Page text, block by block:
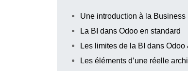
Une introduction à la Business
La BI dans Odoo en standard
Les limites de la BI dans
Les éléments d’une réelle